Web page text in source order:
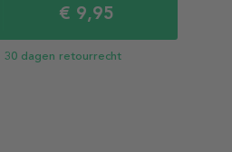
€ 9,95
┃ 30 dagen retourrecht